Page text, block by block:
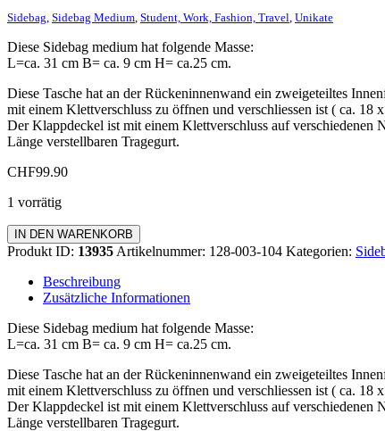
Sidebag Sidebag Medium Student, Work, Fashion, Travel Unikate
Diese Sidebag medium hat folgende Masse:
L=ca. 31 cm B= ca. 9 cm H= ca.25 cm.
Diese Tasche hat an der Rückeninnenwand ein zweigeteiltes
mit einem Klettverschluss zu öffnen und verschliessen ist ( ca.
Der Klappdeckel ist mit einem Klettverschluss auf verschiedenen
Länge verstellbaren Tragegurt.
CHF99.90
1 vorrätig
Sidebag
Medium
IN DEN WARENKORB
Produkt ID: 13935 Artikelnummer: 128-003-104 Kategorien:
Beschreibung
Zusätzliche Informationen
Diese Sidebag medium hat folgende Masse:
L=ca. 31 cm B= ca. 9 cm H= ca.25 cm.
Diese Tasche hat an der Rückeninnenwand ein zweigeteiltes
mit einem Klettverschluss zu öffnen und verschliessen ist ( ca.
Der Klappdeckel ist mit einem Klettverschluss auf verschiedenen
Länge verstellbaren Tragegurt.